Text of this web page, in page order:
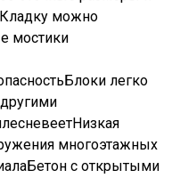
можно
мостики
легко
многоэтажных
с открытыми